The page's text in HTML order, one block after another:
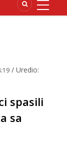
/ Uredio:
spasili
sa